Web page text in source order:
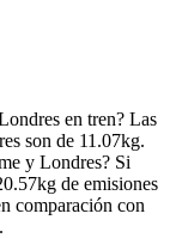
en tren? Las
son de 11.07kg.
y Londres? Si
de emisiones
comparación con